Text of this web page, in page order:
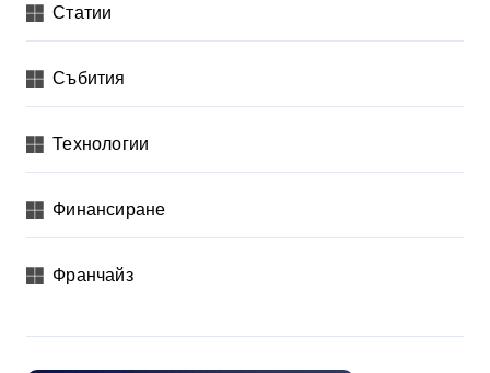
Статии
Събития
Технологии
Финансиране
Франчайз